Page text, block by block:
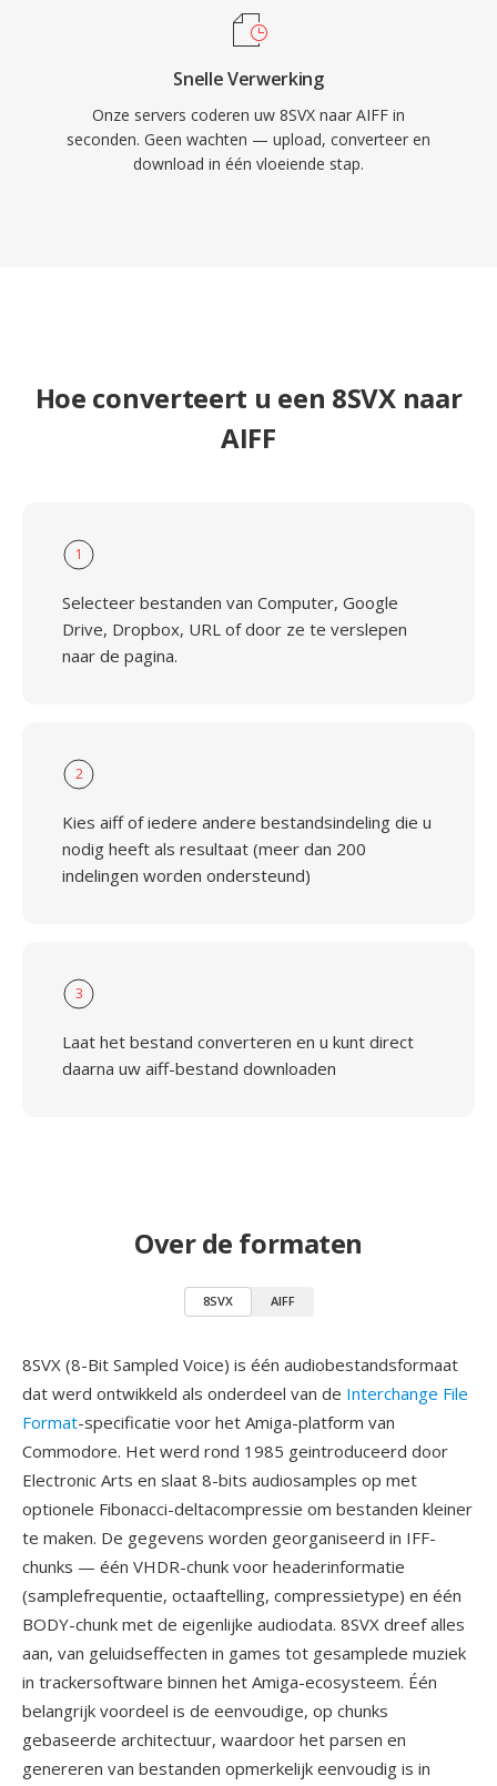
Snelle Verwerking
Onze servers coderen uw 8SVX naar AIFF in
seconden. Geen wachten — upload, converteer en
download in één vloeiende stap.
Hoe converteert u een 8SVX naar
AIFF
1
Selecteer bestanden van Computer, Google
Drive, Dropbox, URL of door ze te verslepen
naar de pagina.
2
Kies aiff of iedere andere bestandsindeling die u
nodig heeft als resultaat (meer dan 200
indelingen worden ondersteund)
3
Laat het bestand converteren en u kunt direct
daarna uw aiff-bestand downloaden
Over de formaten
8SVX AIFF
8SVX (8-Bit Sampled Voice) is één audiobestandsformaat
dat werd ontwikkeld als onderdeel van de Interchange File
Format-specificatie voor het Amiga-platform van
Commodore. Het werd rond 1985 geintroduceerd door
Electronic Arts en slaat 8-bits audiosamples op met
optionele Fibonacci-deltacompressie om bestanden kleiner
te maken. De gegevens worden georganiseerd in IFF-
chunks — één VHDR-chunk voor headerinformatie
(samplefrequentie, octaaftelling, compressietype) en één
BODY-chunk met de eigenlijke audiodata. 8SVX dreef alles
aan, van geluidseffecten in games tot gesamplede muziek
in trackersoftware binnen het Amiga-ecosysteem. Één
belangrijk voordeel is de eenvoudige, op chunks
gebaseerde architectuur, waardoor het parsen en
genereren van bestanden opmerkelijk eenvoudig is in